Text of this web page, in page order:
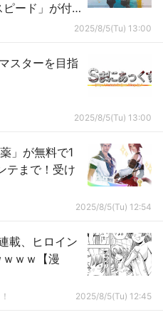
ード」が付
受理済みへ
2025/8/5(Tu) 13:00
スターを目指
2025/8/5(Tu) 13:00
」が無料で1
テまで！受け
2025/8/5(Tu) 12:54
載、ヒロイン
ｗｗ【漫
2025/8/5(Tu) 12:45